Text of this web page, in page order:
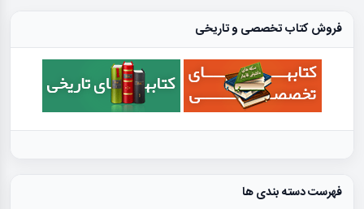
فروش کتاب تخصصی و تاریخی
فهرست دسته بندی ها